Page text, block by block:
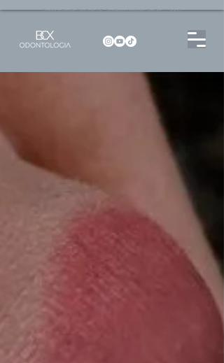
Dentista no Brooklin | São Paulo | SP Atendimento particular Rua Pitu, 72, Sala 65